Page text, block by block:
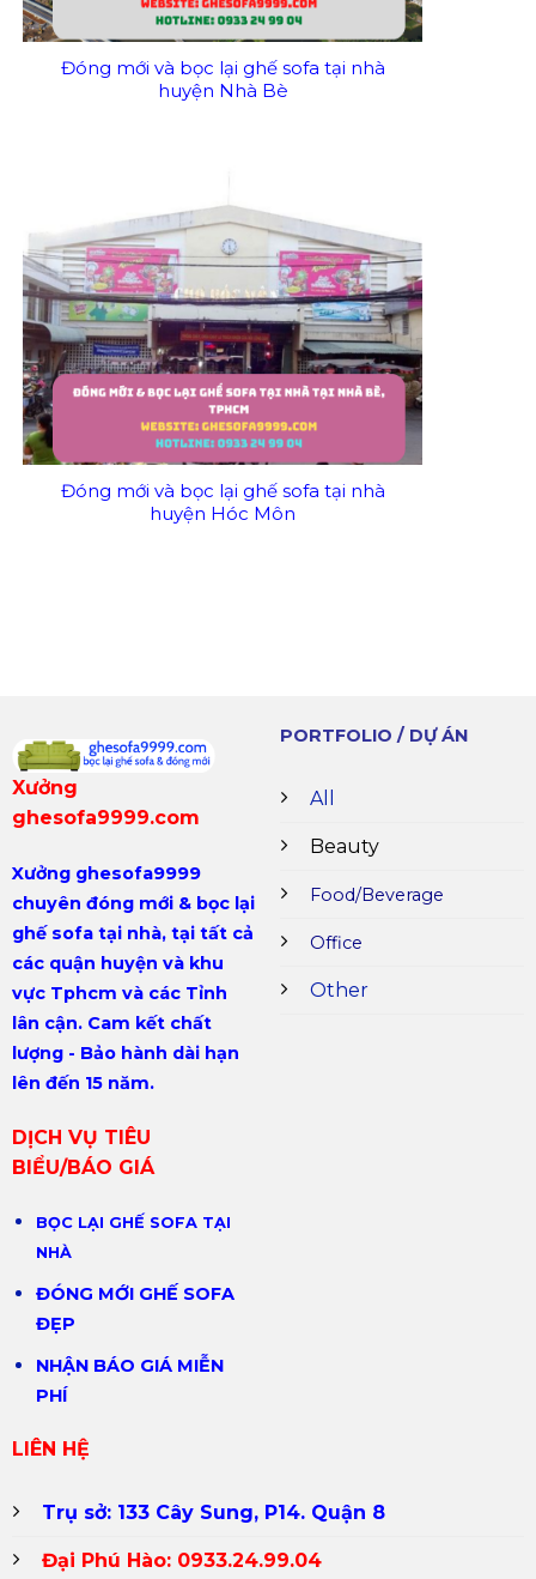
Đóng mới và bọc lại ghế sofa tại nhà
huyện Nhà Bè
Đóng mới và bọc lại ghế sofa tại nhà
huyện Hóc Môn
Xưởng
ghesofa9999.com
Xưởng ghesofa9999
chuyên đóng mới & bọc lại
ghế sofa tại nhà, tại tất cả
các quận huyện và khu
vực Tphcm và các Tỉnh
lân cận. Cam kết chất
lượng - Bảo hành dài hạn
lên đến 15 năm.
PORTFOLIO / DỰ ÁN
All
Beauty
Food/Beverage
Office
Other
DỊCH VỤ TIÊU
BIỂU/BÁO GIÁ
BỌC LẠI GHẾ SOFA TẠI
NHÀ
ĐÓNG MỚI GHẾ SOFA
ĐẸP
NHẬN BÁO GIÁ MIỄN
PHÍ
LIÊN HỆ
Trụ sở: 133 Cây Sung, P14. Quận 8
Đại Phú Hào: 0933.24.99.04